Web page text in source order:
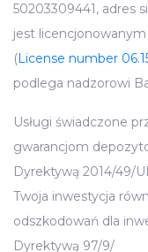
50203309441, adres
jest
(License number
podlega nadzorowi
Usługi świadczone
gwarancjom
Dyrektywą 2014/49/
Twoja inwestycja
odszkodowań dla
Dyrektywą 97/9/